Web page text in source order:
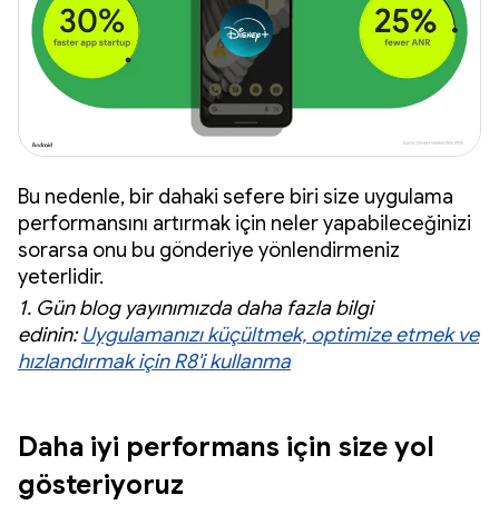
Bu nedenle, bir dahaki sefere biri size uygulama
performansını artırmak için neler yapabileceğinizi
sorarsa onu bu gönderiye yönlendirmeniz
yeterlidir.
1. Gün blog yayınımızda daha fazla bilgi
edinin:Uygulamanızı küçültmek, optimize etmek ve
hızlandırmak için R8'i kullanma
Daha iyi performans için size yol
gösteriyoruz